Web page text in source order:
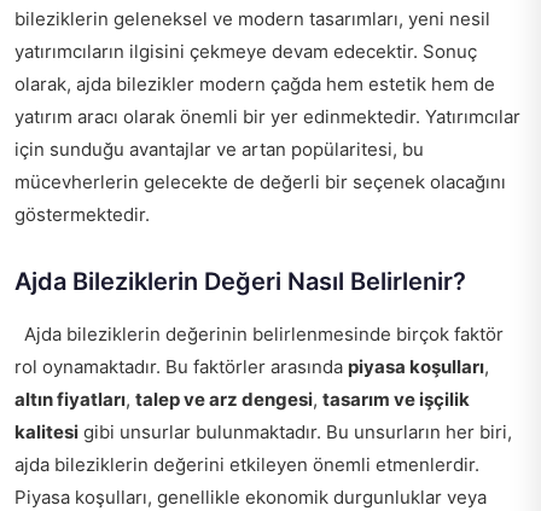
bileziklerin geleneksel ve modern tasarımları, yeni nesil
yatırımcıların ilgisini çekmeye devam edecektir. Sonuç
olarak, ajda bilezikler modern çağda hem estetik hem de
yatırım aracı olarak önemli bir yer edinmektedir. Yatırımcılar
için sunduğu avantajlar ve artan popülaritesi, bu
mücevherlerin gelecekte de değerli bir seçenek olacağını
göstermektedir.
Ajda Bileziklerin Değeri Nasıl Belirlenir?
Ajda bileziklerin değerinin belirlenmesinde birçok faktör
rol oynamaktadır. Bu faktörler arasında piyasa koşulları,
altın fiyatları, talep ve arz dengesi, tasarım ve işçilik
kalitesi gibi unsurlar bulunmaktadır. Bu unsurların her biri,
ajda bileziklerin değerini etkileyen önemli etmenlerdir.
Piyasa koşulları, genellikle ekonomik durgunluklar veya